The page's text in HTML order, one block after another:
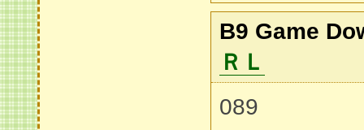
B9 Game
ＲＬ
089